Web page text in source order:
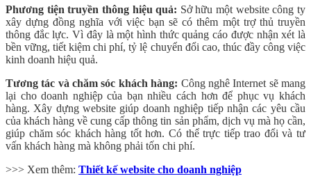
Phương tiện truyền thông hiệu quả: Sở hữu một website công ty
xây dựng đồng nghĩa với việc bạn sẽ có thêm một trợ thủ truyền
thông đắc lực. Vì đây là một hình thức quảng cáo được nhận xét là
bền vững, tiết kiệm chi phí, tỷ lệ chuyển đổi cao, thúc đầy công việc
kinh doanh hiệu quả.
Tương tác và chăm sóc khách hàng: Công nghê Internet sẽ mang
lại cho doanh nghiệp của bạn nhiều cách hơn để phục vụ khách
hàng. Xây dựng website giúp doanh nghiệp tiếp nhận các yêu cầu
của khách hàng về cung cấp thông tin sản phẩm, dịch vụ mà họ cần,
giúp chăm sóc khách hàng tốt hơn. Có thể trực tiếp trao đổi và tư
vấn khách hàng mà không phải tốn chi phí.
>>> Xem thêm: Thiết kế website cho doanh nghiệp